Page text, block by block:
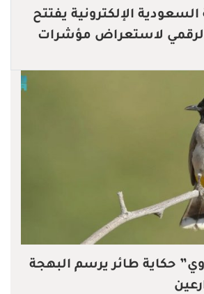
الإلكترونية يفتتح
لاستعراض مؤشرات
حكاية طائر يرسم البهجة